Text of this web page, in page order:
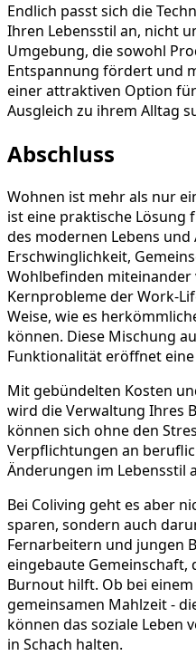
Endlich passt sich die
Ihren Lebensstil an, nicht
Umgebung, die sowohl
Entspannung fördert und
einer attraktiven Option
Ausgleich zu ihrem Alltag
Abschluss
Wohnen ist mehr als nur
ist eine praktische
des modernen Lebens
Erschwinglichkeit,
Wohlbefinden miteinander
Kernprobleme der Work-
Weise, wie es
können. Diese Mischung
Funktionalität eröffnet
Mit gebündelten Kosten
wird die Verwaltung Ihres
können sich ohne den
Verpflichtungen an
Änderungen im Lebensstil
Bei Coliving geht es aber
sparen, sondern auch
Fernarbeitern und jungen
eingebaute Gemeinschaft,
Burnout hilft. Ob bei
gemeinsamen Mahlzeit -
können das soziale Leben
in Schach halten.